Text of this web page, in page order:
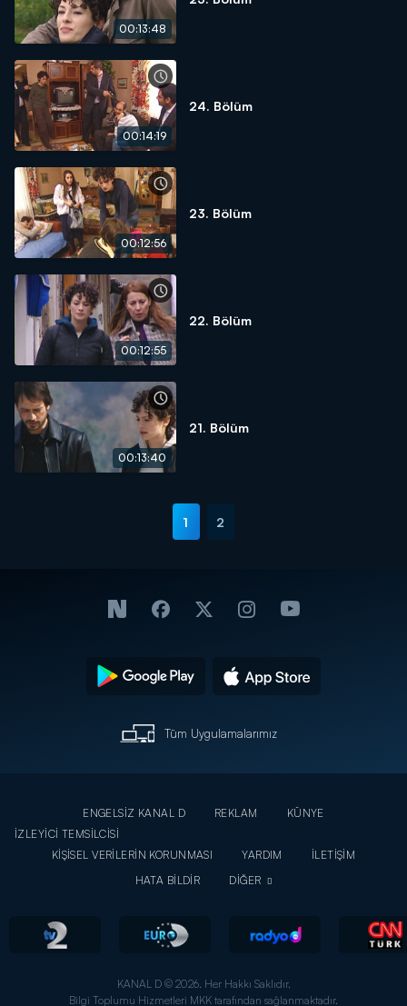
00:13:48
00:14:19
24. Bölüm
00:12:56
23. Bölüm
00:12:55
22. Bölüm
00:13:40
21. Bölüm
1 2
Tüm Uygulamalarımız
ENGELSİZ KANAL D REKLAM
KÜNYE
İZLEYİCİ TEMSİLCİSİ
KİŞİSEL VERİLERİN KORUNMASI
YARDIM
İLETİŞİM
HATA BİLDİR
DİĞER
KANAL D © 2026. Her Hakkı Saklıdır.
Bilgi Toplumu Hizmetleri MKK tarafından sağlanmaktadır.